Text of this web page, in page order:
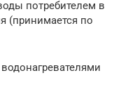
потребителем в
(принимается по